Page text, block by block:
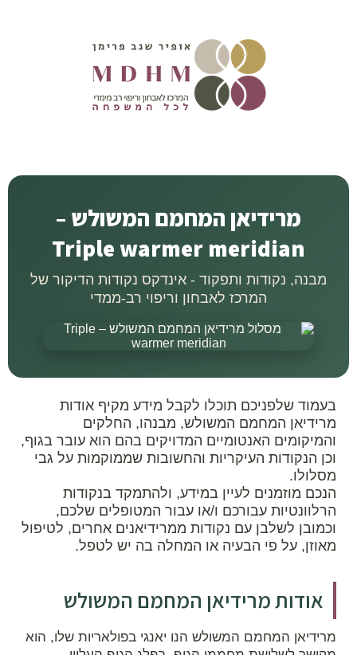
מרידיאן המחמם המשולש –
Triple warmer meridian
מבנה, נקודות ותפקוד - אינדקס נקודות הדיקור של
המרכז לאבחון וריפוי רב-ממדי
בעמוד שלפניכם תוכלו לקבל מידע מקיף אודות
מרידיאן המחמם המשולש, מבנהו, החלקים
והמיקומים האנטומיים המדויקים בהם הוא עובר בגוף,
וכן הנקודות העיקריות והחשובות שממוקמות על גבי
מסלולו.
הנכם מוזמנים לעיין במידע, ולהתמקד בנקודות
הרלוונטיות עבורכם ו/או עבור המטופלים שלכם,
וכמובן לשלבן עם נקודות ממרידיאנים אחרים, לטיפול
מאוזן, על פי הבעיה או המחלה בה יש לטפל.
אודות מרידיאן המחמם המשולש
מרידיאן המחמם המשולש הנו יאנגי בפולאריות שלו, הוא